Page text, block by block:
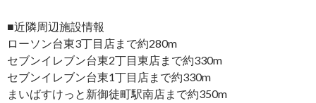
■近隣周辺施設情報
ローソン台東3丁目店まで約280m
セブンイレブン台東2丁目東店まで約330m
セブンイレブン台東1丁目店まで約330m
まいばすけっと新御徒町駅南店まで約350m